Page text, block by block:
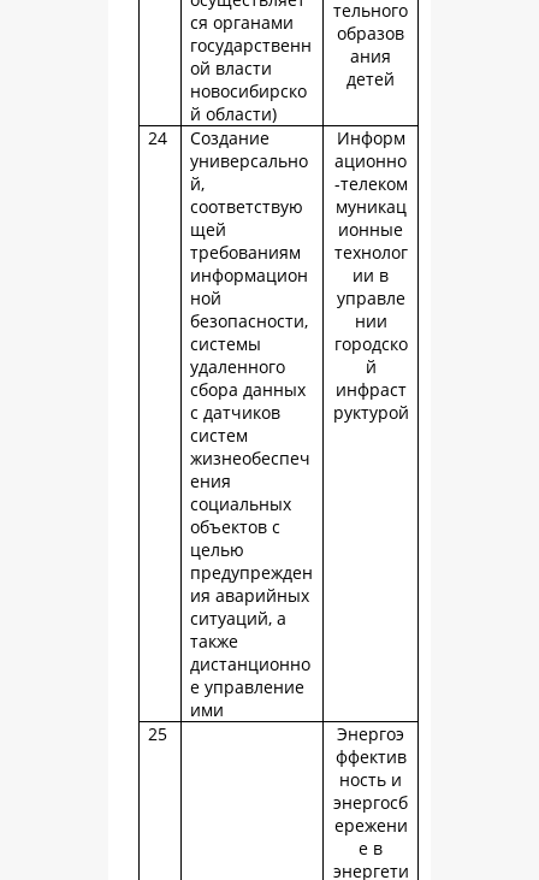
ся органами
государственн
ой власти
новосибирско
й области)
тельного
образов
ания
детей
24
Создание
универсально
й,
соответствую
щей
требованиям
информацион
ной
безопасности,
системы
удаленного
сбора данных
с датчиков
систем
жизнеобеспеч
ения
социальных
объектов с
целью
предупрежден
ия аварийных
ситуаций, а
также
дистанционно
е управление
ими
Информ
ационно
-телеком
муникац
ионные
технолог
ии в
управле
нии
городско
й
инфраст
руктурой
25
Энергоэ
ффектив
ность и
энергосб
ережени
е в
энергети